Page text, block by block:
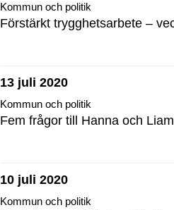
Kommun och politik
Förstärkt trygghetsarbete –
13 juli 2020
Kommun och politik
Fem frågor till Hanna och Liam
10 juli 2020
Kommun och politik